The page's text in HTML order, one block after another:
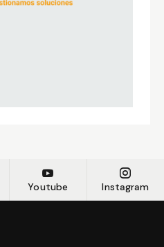
Youtube Instagram